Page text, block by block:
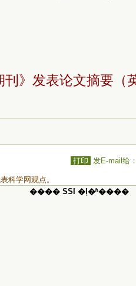
刊》发表论文摘要（
打印 发E-mail给
科学网观点。
���� SSI �ļ�ʱ����